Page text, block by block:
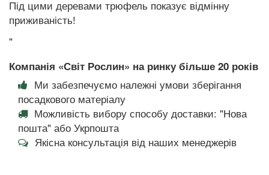
Під цими деревами трюфель показує відмінну
приживаність!
"
Компанія «Світ Рослин» на ринку більше 20 років
Ми забезпечуємо належні умови зберігання
посадкового матеріалу
Можливість вибору способу доставки: "Нова
пошта" або Укрпошта
Якісна консультація від наших менеджерів